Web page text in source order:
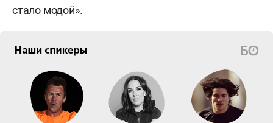
стало модой».